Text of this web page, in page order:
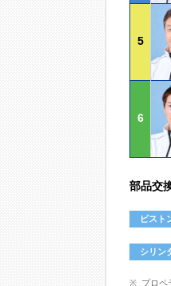
5
6
部品交
ピスト
シリン
プロペ